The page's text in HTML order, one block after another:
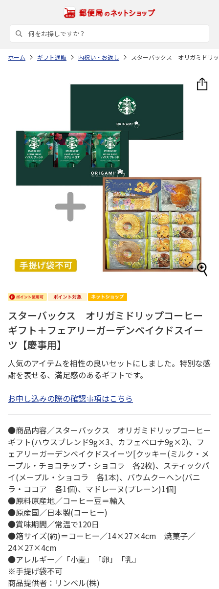
ホーム ギフト通販 内祝い・お返し スターバックス オリガミドリ
スターバックス オリガミドリップコーヒー
ギフト＋フェアリーガーデンベイクドスイー
ツ【慶事用】
人気のアイテムを相性の良いセットにしました。特別な感
謝を表せる、満足感のあるギフトです。
お申し込みの際の確認事項はこちら
●商品内容／スターバックス オリガミドリップコーヒー
ギフト(ハウスブレンド9g×3、カフェベロナ9g×2)、フ
ェアリーガーデンベイクドスイーツ[クッキー(ミルク・メ
ープル・チョコチップ・ショコラ 各2枚)、スティックパ
イ(メープル・ショコラ 各1本)、バウムクーヘン(バニ
ラ・ココア 各1個)、マドレーヌ(プレーン)1個]
●原料原産地／コーヒー豆＝輸入
●原産国／日本製(コーヒー)
●賞味期間／常温で120日
●箱サイズ(約)＝コーヒー／14×27×4cm 焼菓子／
24×27×4cm
●アレルギー／「小麦」「卵」「乳」
※手提げ袋不可
商品提供者：リンベル(株)